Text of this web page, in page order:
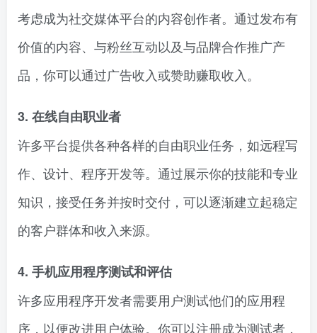
考虑成为社交媒体平台的内容创作者。通过发布有
价值的内容、与粉丝互动以及与品牌合作推广产
品，你可以通过广告收入或赞助赚取收入。
3. 在线自由职业者
许多平台提供各种各样的自由职业任务，如远程写
作、设计、程序开发等。通过展示你的技能和专业
知识，接受任务并按时交付，可以逐渐建立起稳定
的客户群体和收入来源。
4. 手机应用程序测试和评估
许多应用程序开发者需要用户测试他们的应用程
序，以便改进用户体验。你可以注册成为测试者，